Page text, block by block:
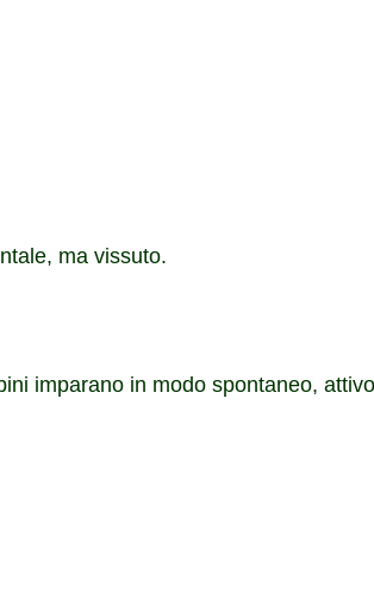
ma vissuto.
imparano in modo spontaneo,